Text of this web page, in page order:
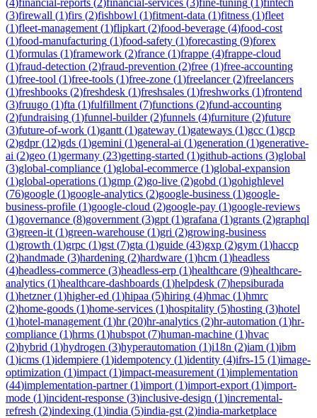
(3)firewall (1)firs (2)fishbowl (1)fitment-data (1)fitness (1)fleet
(1)fleet-management (1)flipkart (2)food-beverage (4)food-cost
(1)food-manufacturing (1)food-safety (1)forecasting (9)forex
(1)formulas (1)framework (2)france (1)frappe (4)frappe-cloud
(1)fraud-detection (2)fraud-prevention (2)free (1)free-accounting
(1)free-tool (1)free-tools (1)free-zone (1)freelancer(2)freelancers
(1)freshbooks (2)freshdesk (1)freshsales (1)freshworks (1)frontend
(3)fruugo (1)fta (1)fulfillment (7)functions (2)fund-accounting
(2)fundraising (1)funnel-builder(2)funnels (4)furniture (2)future
(3)future-of-work (1)gantt (1)gateway (1)gateways (1)gcc (1)gcp
(2)gdpr(12)gds (1)gemini (1)general-ai (1)generation (1)generative-
ai (2)geo (1)germany (23)getting-started (1)github-actions (3)global
(3)global-compliance (1)global-ecommerce (1)global-expansion
(1)global-operations (1)gmp (2)go-live (2)gobd (1)gohighlevel
(76)google (1)google-analytics (2)google-business (1)google-
business-profile (1)google-cloud (2)google-pay (1)google-reviews
(1)governance (8)government (3)gpt (1)grafana (1)grants (2)graphql
(3)green-it (1)green-warehouse (1)gri (2)growing-business
(1)growth (1)grpc (1)gst (7)gta (1)guide (43)gxp (2)gym (1)haccp
(2)handmade (3)hardening (2)hardware (1)hcm (1)headless
(4)headless-commerce (3)headless-erp (1)healthcare (9)healthcare-
analytics (1)healthcare-dashboards (1)helpdesk (7)hepsiburada
(1)hetzner(1)higher-ed (1)hipaa (5)hiring (4)hmac (1)hmrc
(2)home-goods (1)home-services (1)hospitality (5)hosting (3)hotel
(1)hotel-management (1)hr(20)hr-analytics (2)hr-automation (1)hr-
compliance (1)hrms (1)hubspot (7)human-machine (1)hvac
(2)hybrid (1)hydrogen (3)hyperautomation (1)i18n (2)iam (1)ibm
(1)icms (1)idempiere (1)idempotency (1)identity (4)ifrs-15 (1)image-
optimization (1)impact (1)impact-measurement (1)implementation
(44)implementation-partner(1)import (1)import-export (1)import-
mode (1)incident-response (3)inclusive-design (1)incremental-
refresh (2)indexing (1)india (5)india-gst (2)india-marketplace